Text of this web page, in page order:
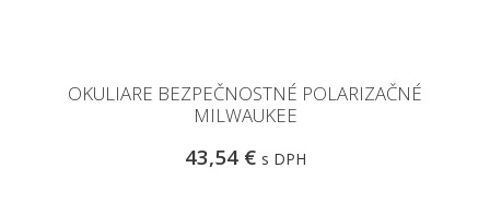
OKULIARE BEZPEČNOSTNÉ POLARIZAČNÉ
MILWAUKEE
43,54 € s DPH